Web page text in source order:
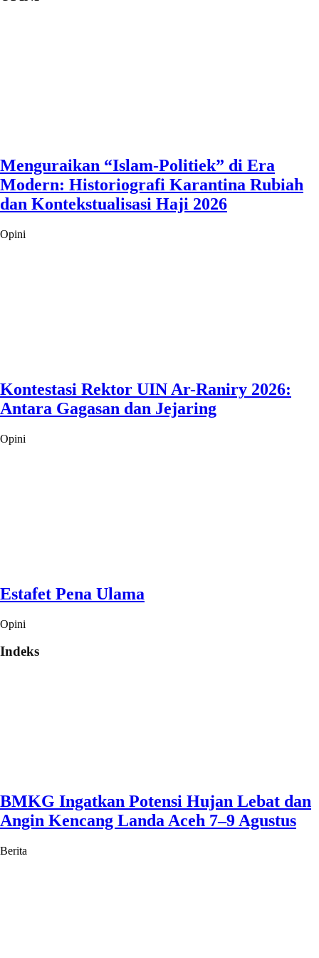
Menguraikan “Islam-Politiek” di Era
Modern: Historiografi Karantina Rubiah
dan Kontekstualisasi Haji 2026
Opini
Kontestasi Rektor UIN Ar-Raniry 2026:
Antara Gagasan dan Jejaring
Opini
Estafet Pena Ulama
Opini
Indeks
BMKG Ingatkan Potensi Hujan Lebat dan
Angin Kencang Landa Aceh 7–9 Agustus
Berita